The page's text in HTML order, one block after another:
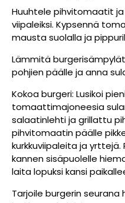
Huuhtele pihvitomaatit ja
viipaleiksi. Kypsennä
mausta suolalla ja
Lämmitä
pohjien päälle ja anna
Kokoa burgeri: Lusikoi
tomaattimajoneesia
salaatinlehti ja grillattu
pihvitomaatin päälle
kurkkuviipaleita ja yrttejä.
kannen sisäpuolelle
laita lopuksi kansi
Tarjoile burgerin